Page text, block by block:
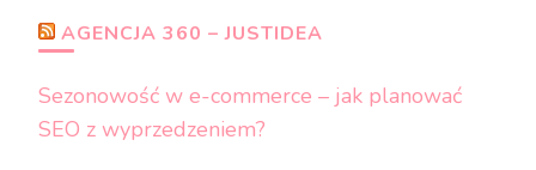
AGENCJA 360 – JUSTIDEA
Sezonowość w e-commerce – jak planować
SEO z wyprzedzeniem?